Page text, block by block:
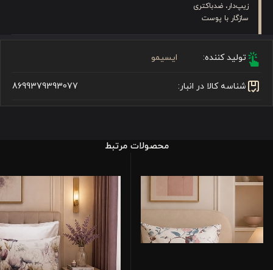
زیپ‌دار، ضدباکتری
سازگار با پوست
تولید کننده: ایسیمو
شناسه کالا در انبار: 8699379393077
محصولات مرتبط